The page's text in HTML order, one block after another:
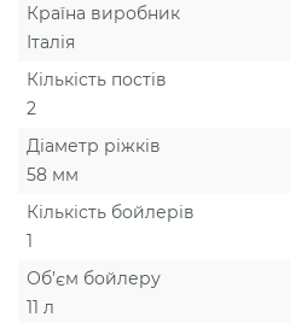
Країна виробник
Італія
Кількість постів
2
Діаметр ріжків
58 мм
Кількість бойлерів
1
Об’єм бойлеру
11 л